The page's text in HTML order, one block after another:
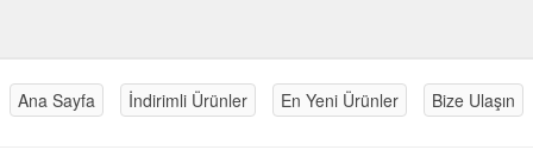
Ana Sayfa İndirimli Ürünler En Yeni Ürünler Bize Ulaşın